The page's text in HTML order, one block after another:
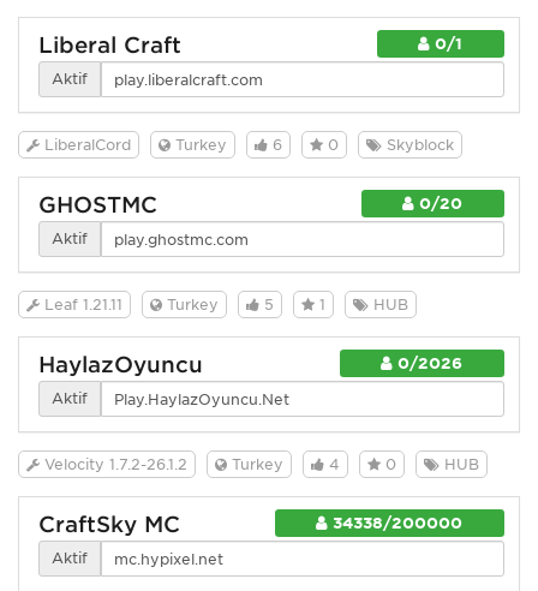
0/1
Liberal Craft
Aktif
LiberalCord Turkey 6 0 Skyblock
0/20
GHOSTMC
Aktif
Leaf 1.21.11 Turkey 5 1 HUB
0/2026
HaylazOyuncu
Aktif
Velocity 1.7.2-26.1.2 Turkey 4 0 HUB
34338/200000
CraftSky MC
Aktif